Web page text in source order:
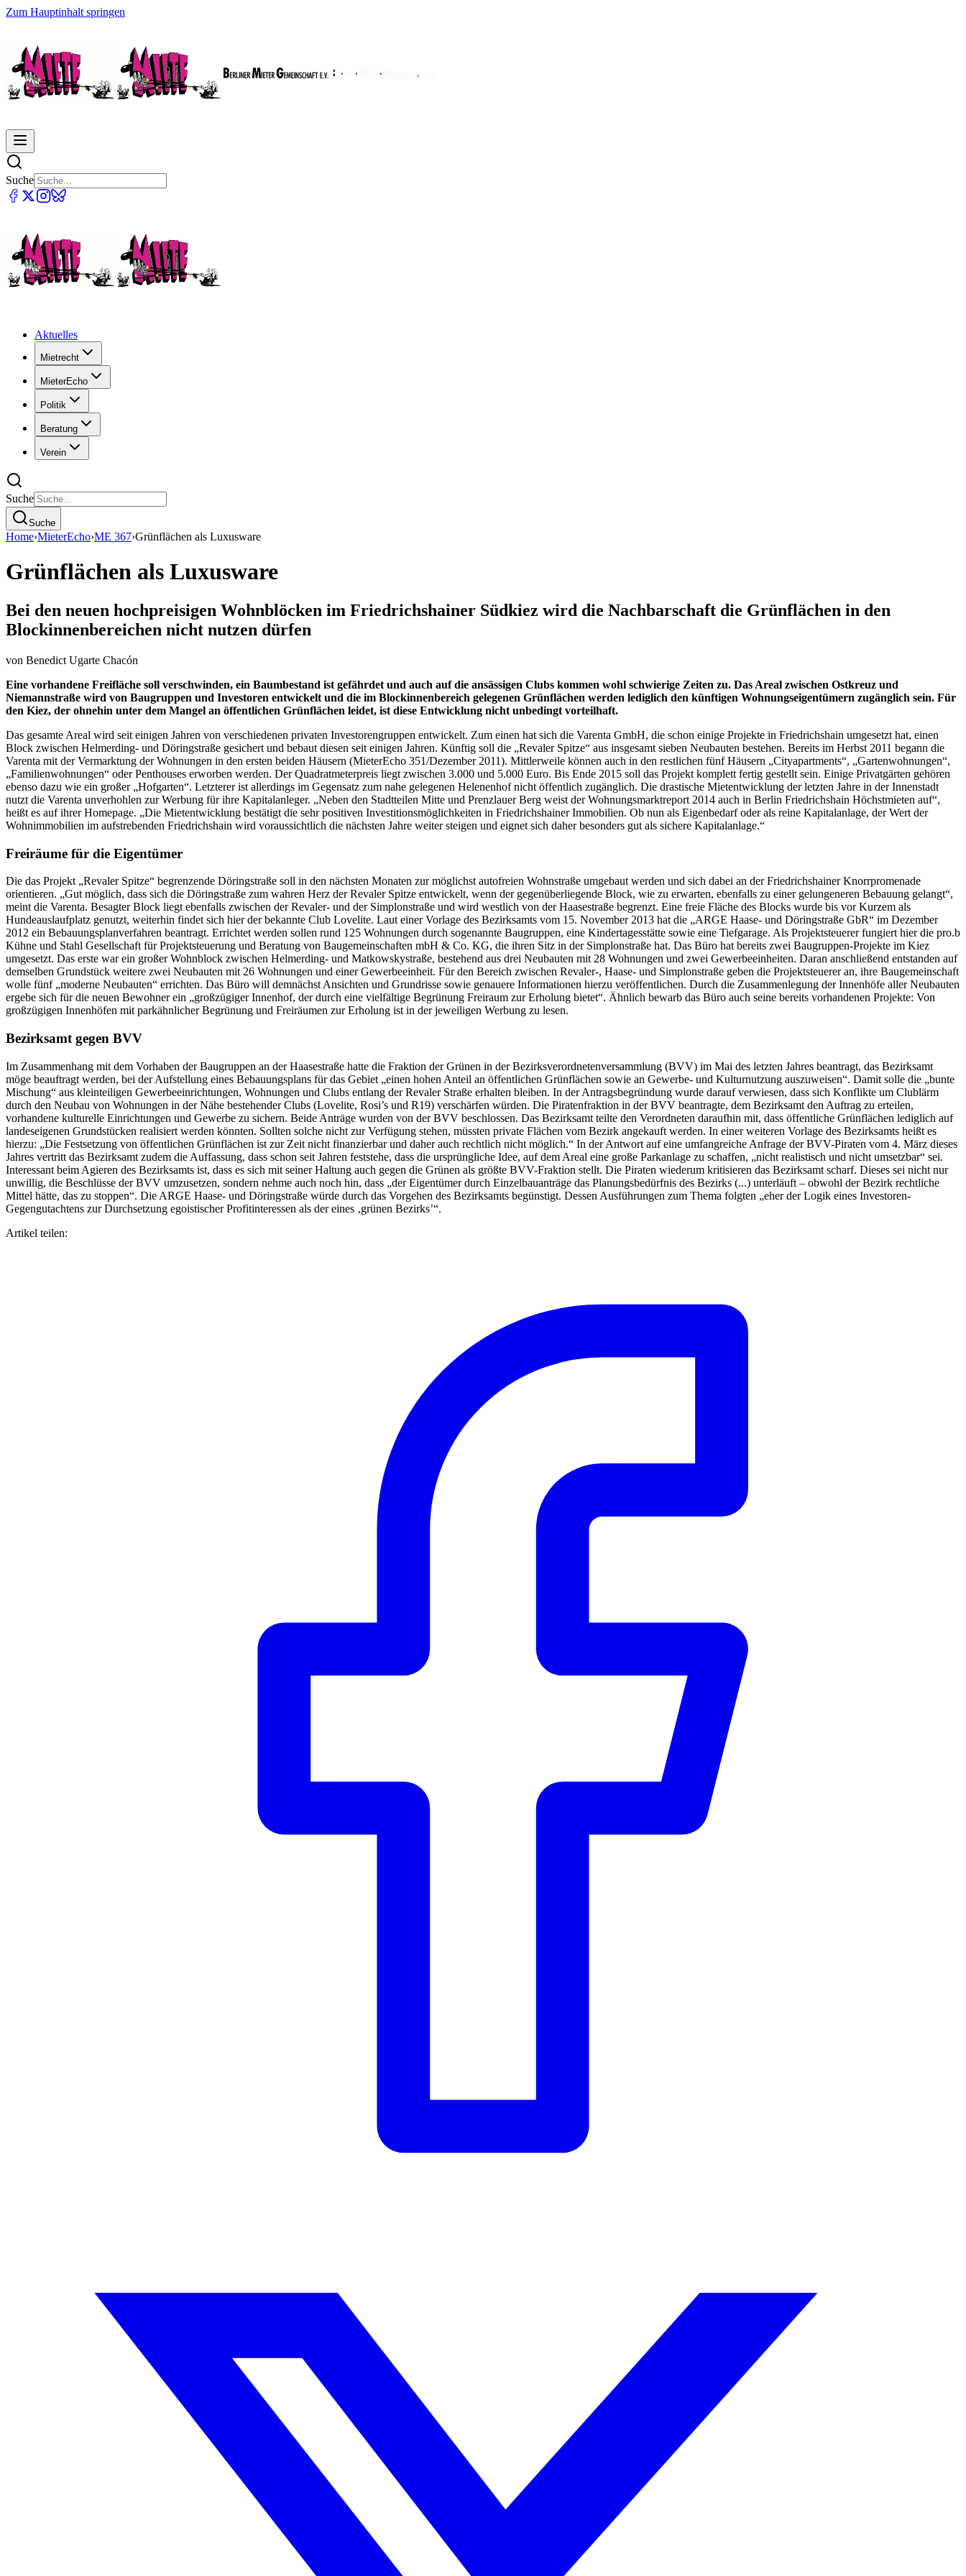
Zum Hauptinhalt springen
Suche
Aktuelles
Mietrecht
MieterEcho
Politik
Beratung
Verein
Suche
Suche
Home›MieterEcho›ME 367›Grünflächen als Luxusware
Grünflächen als Luxusware
Bei den neuen hochpreisigen Wohnblöcken im Friedrichshainer Südkiez wird die Nachbarschaft die Grünflächen in den
Blockinnenbereichen nicht nutzen dürfen
von Benedict Ugarte Chacón
Eine vorhandene Freifläche soll verschwinden, ein Baumbestand ist gefährdet und auch auf die ansässigen Clubs kommen wohl schwierige Zeiten zu. Das Areal zwischen Ostkreuz und
Niemannstraße wird von Baugruppen und Investoren entwickelt und die im Blockinnenbereich gelegenen Grünflächen werden lediglich den künftigen Wohnungseigentümern zugänglich sein. Für
den Kiez, der ohnehin unter dem Mangel an öffentlichen Grünflächen leidet, ist diese Entwicklung nicht unbedingt vorteilhaft.
Das gesamte Areal wird seit einigen Jahren von verschiedenen privaten Investorengruppen entwickelt. Zum einen hat sich die Varenta GmbH, die schon einige Projekte in Friedrichshain umgesetzt hat, einen
Block zwischen Helmerding- und Döringstraße gesichert und bebaut diesen seit einigen Jahren. Künftig soll die „Revaler Spitze“ aus insgesamt sieben Neubauten bestehen. Bereits im Herbst 2011 begann die
Varenta mit der Vermarktung der Wohnungen in den ersten beiden Häusern (MieterEcho 351/Dezember 2011). Mittlerweile können auch in den restlichen fünf Häusern „Cityapartments“, „Gartenwohnungen“,
„Familienwohnungen“ oder Penthouses erworben werden. Der Quadratmeterpreis liegt zwischen 3.000 und 5.000 Euro. Bis Ende 2015 soll das Projekt komplett fertig gestellt sein. Einige Privatgärten gehören
ebenso dazu wie ein großer „Hofgarten“. Letzterer ist allerdings im Gegensatz zum nahe gelegenen Helenenhof nicht öffentlich zugänglich. Die drastische Mietentwicklung der letzten Jahre in der Innenstadt
nutzt die Varenta unverhohlen zur Werbung für ihre Kapitalanleger. „Neben den Stadtteilen Mitte und Prenzlauer Berg weist der Wohnungsmarktreport 2014 auch in Berlin Friedrichshain Höchstmieten auf“,
heißt es auf ihrer Homepage. „Die Mietentwicklung bestätigt die sehr positiven Investitionsmöglichkeiten in Friedrichshainer Immobilien. Ob nun als Eigenbedarf oder als reine Kapitalanlage, der Wert der
Wohnimmobilien im aufstrebenden Friedrichshain wird voraussichtlich die nächsten Jahre weiter steigen und eignet sich daher besonders gut als sichere Kapitalanlage.“
Freiräume für die Eigentümer
Die das Projekt „Revaler Spitze“ begrenzende Döringstraße soll in den nächsten Monaten zur möglichst autofreien Wohnstraße umgebaut werden und sich dabei an der Friedrichshainer Knorrpromenade
orientieren. „Gut möglich, dass sich die Döringstraße zum wahren Herz der Revaler Spitze entwickelt, wenn der gegenüberliegende Block, wie zu erwarten, ebenfalls zu einer gelungeneren Bebauung gelangt“,
meint die Varenta. Besagter Block liegt ebenfalls zwischen der Revaler- und der Simplonstraße und wird westlich von der Haasestraße begrenzt. Eine freie Fläche des Blocks wurde bis vor Kurzem als
Hundeauslaufplatz genutzt, weiterhin findet sich hier der bekannte Club Lovelite. Laut einer Vorlage des Bezirksamts vom 15. November 2013 hat die „ARGE Haase- und Döringstraße GbR“ im Dezember
2012 ein Bebauungsplanverfahren beantragt. Errichtet werden sollen rund 125 Wohnungen durch sogenannte Baugruppen, eine Kindertagesstätte sowie eine Tiefgarage. Als Projektsteuerer fungiert hier die pro.b
Kühne und Stahl Gesellschaft für Projektsteuerung und Beratung von Baugemeinschaften mbH & Co. KG, die ihren Sitz in der Simplonstraße hat. Das Büro hat bereits zwei Baugruppen-Projekte im Kiez
umgesetzt. Das erste war ein großer Wohnblock zwischen Helmerding- und Matkowskystraße, bestehend aus drei Neubauten mit 28 Wohnungen und zwei Gewerbeeinheiten. Daran anschließend entstanden auf
demselben Grundstück weitere zwei Neubauten mit 26 Wohnungen und einer Gewerbeeinheit. Für den Bereich zwischen Revaler-, Haase- und Simplonstraße geben die Projektsteuerer an, ihre Baugemeinschaft
wolle fünf „moderne Neubauten“ errichten. Das Büro will demnächst Ansichten und Grundrisse sowie genauere Informationen hierzu veröffentlichen. Durch die Zusammenlegung der Innenhöfe aller Neubauten
ergebe sich für die neuen Bewohner ein „großzügiger Innenhof, der durch eine vielfältige Begrünung Freiraum zur Erholung bietet“. Ähnlich bewarb das Büro auch seine bereits vorhandenen Projekte: Von
großzügigen Innenhöfen mit parkähnlicher Begrünung und Freiräumen zur Erholung ist in der jeweiligen Werbung zu lesen.
Bezirksamt gegen BVV
Im Zusammenhang mit dem Vorhaben der Baugruppen an der Haasestraße hatte die Fraktion der Grünen in der Bezirksverordnetenversammlung (BVV) im Mai des letzten Jahres beantragt, das Bezirksamt
möge beauftragt werden, bei der Aufstellung eines Bebauungsplans für das Gebiet „einen hohen Anteil an öffentlichen Grünflächen sowie an Gewerbe- und Kulturnutzung auszuweisen“. Damit solle die „bunte
Mischung“ aus kleinteiligen Gewerbeeinrichtungen, Wohnungen und Clubs entlang der Revaler Straße erhalten bleiben. In der Antragsbegründung wurde darauf verwiesen, dass sich Konflikte um Clublärm
durch den Neubau von Wohnungen in der Nähe bestehender Clubs (Lovelite, Rosi’s und R19) verschärfen würden. Die Piratenfraktion in der BVV beantragte, dem Bezirksamt den Auftrag zu erteilen,
vorhandene kulturelle Einrichtungen und Gewerbe zu sichern. Beide Anträge wurden von der BVV beschlossen. Das Bezirksamt teilte den Verordneten daraufhin mit, dass öffentliche Grünflächen lediglich auf
landeseigenen Grundstücken realisiert werden könnten. Sollten solche nicht zur Verfügung stehen, müssten private Flächen vom Bezirk angekauft werden. In einer weiteren Vorlage des Bezirksamts heißt es
hierzu: „Die Festsetzung von öffentlichen Grünflächen ist zur Zeit nicht finanzierbar und daher auch rechtlich nicht möglich.“ In der Antwort auf eine umfangreiche Anfrage der BVV-Piraten vom 4. März dieses
Jahres vertritt das Bezirksamt zudem die Auffassung, dass schon seit Jahren feststehe, dass die ursprüngliche Idee, auf dem Areal eine große Parkanlage zu schaffen, „nicht realistisch und nicht umsetzbar“ sei.
Interessant beim Agieren des Bezirksamts ist, dass es sich mit seiner Haltung auch gegen die Grünen als größte BVV-Fraktion stellt. Die Piraten wiederum kritisieren das Bezirksamt scharf. Dieses sei nicht nur
unwillig, die Beschlüsse der BVV umzusetzen, sondern nehme auch noch hin, dass „der Eigentümer durch Einzelbauanträge das Planungsbedürfnis des Bezirks (...) unterläuft – obwohl der Bezirk rechtliche
Mittel hätte, das zu stoppen“. Die ARGE Haase- und Döringstraße würde durch das Vorgehen des Bezirksamts begünstigt. Dessen Ausführungen zum Thema folgten „eher der Logik eines Investoren-
Gegengutachtens zur Durchsetzung egoistischer Profitinteressen als der eines ‚grünen Bezirks’“.
Artikel teilen: